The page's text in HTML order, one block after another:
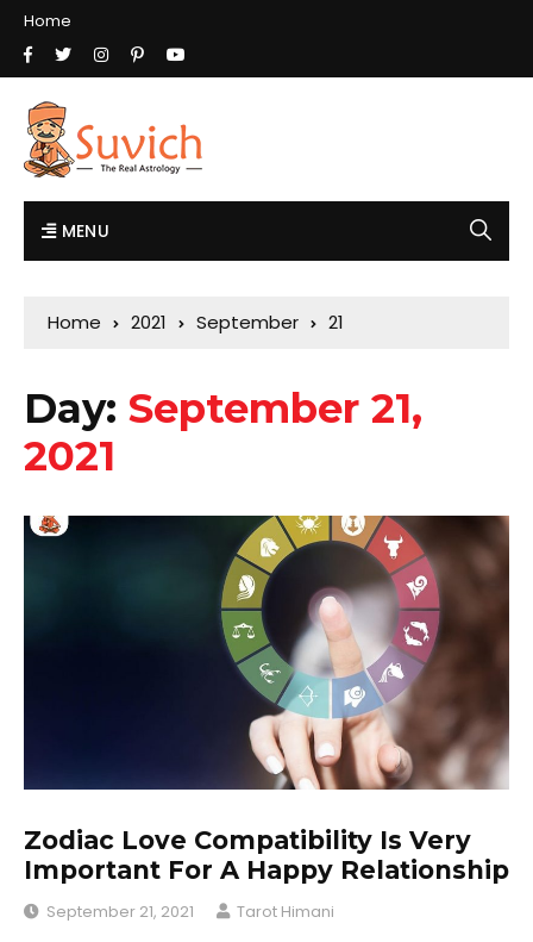
Home
MENU
Home 2021 September 21
Day: September 21,
2021
Zodiac Love Compatibility Is Very
Important For A Happy Relationship
September 21, 2021 Tarot Himani